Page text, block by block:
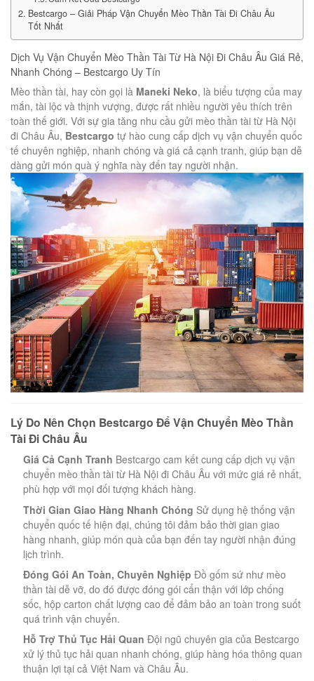
Bestcargo – Giải Pháp Vận Chuyển Mèo Thần Tài Đi Châu Âu
Tốt Nhất
Dịch Vụ Vận Chuyển Mèo Thần Tài Từ Hà Nội Đi Châu Âu Giá Rẻ,
Nhanh Chóng – Bestcargo Uy Tín
Mèo thần tài, hay còn gọi là Maneki Neko, là biểu tượng của may
mắn, tài lộc và thịnh vượng, được rất nhiều người yêu thích trên
toàn thế giới. Với sự gia tăng nhu cầu gửi mèo thần tài từ Hà Nội
đi Châu Âu, Bestcargo tự hào cung cấp dịch vụ vận chuyển quốc
tế chuyên nghiệp, nhanh chóng và giá cả cạnh tranh, giúp bạn dễ
dàng gửi món quà ý nghĩa này đến tay người nhận.
Lý Do Nên Chọn Bestcargo Để Vận Chuyển Mèo Thần
Tài Đi Châu Âu
Giá Cả Cạnh Tranh Bestcargo cam kết cung cấp dịch vụ vận
chuyển mèo thần tài từ Hà Nội đi Châu Âu với mức giá rẻ nhất,
phù hợp với mọi đối tượng khách hàng.
Thời Gian Giao Hàng Nhanh Chóng Sử dụng hệ thống vận
chuyển quốc tế hiện đại, chúng tôi đảm bảo thời gian giao
hàng nhanh, giúp món quà của bạn đến tay người nhận đúng
lịch trình.
Đóng Gói An Toàn, Chuyên Nghiệp Đồ gốm sứ như mèo
thần tài dễ vỡ, do đó được đóng gói cẩn thận với lớp chống
sốc, hộp carton chất lượng cao để đảm bảo an toàn trong suốt
quá trình vận chuyển.
Hỗ Trợ Thủ Tục Hải Quan Đội ngũ chuyên gia của Bestcargo
xử lý thủ tục hải quan nhanh chóng, giúp hàng hóa thông quan
thuận lợi tại cả Việt Nam và Châu Âu.